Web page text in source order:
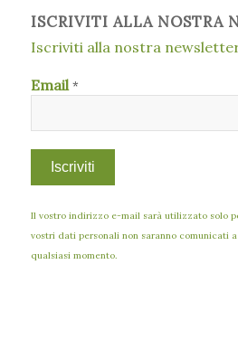
ISCRIVITI ALLA NOSTRA
Iscriviti alla nostra
Email*
Il vostro indirizzo e-mail sarà utilizzato solo
vostri dati personali non saranno comunicati
qualsiasi momento.